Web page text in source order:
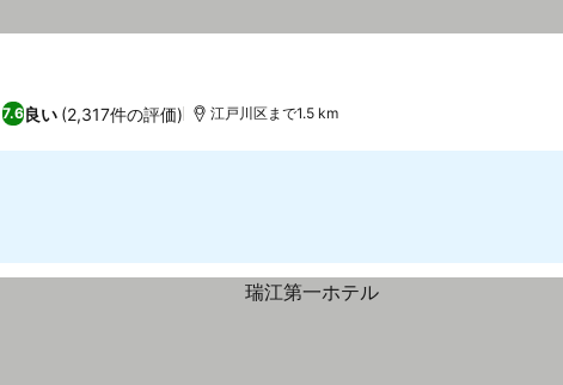
7.6良い (2,317件の評価) 江戸川区まで1.5 km